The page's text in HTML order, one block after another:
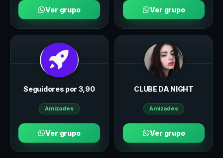
Ver grupo Ver grupo
Seguidores por 3,90
Amizades
Ver grupo
CLUBE DA NIGHT
Amizades
Ver grupo